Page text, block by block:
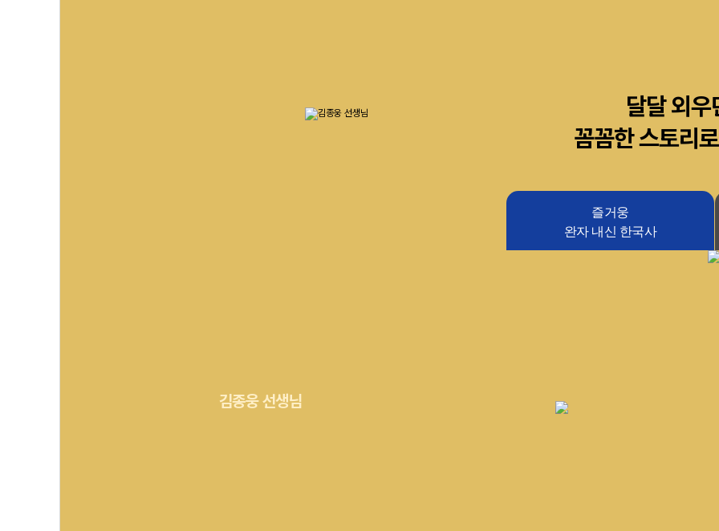
달달 외우
꼼꼼한 스토리
즐거웅
완자 내신 한국사
김종웅 선생님